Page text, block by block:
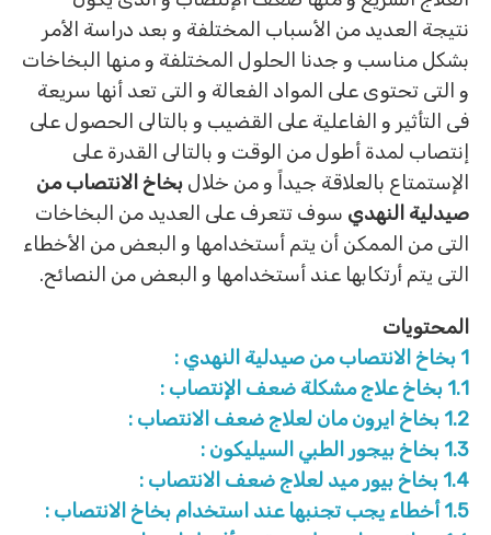
نتيجة العديد من الأسباب المختلفة و بعد دراسة الأمر
بشكل مناسب و جدنا الحلول المختلفة و منها البخاخات
و التى تحتوى على المواد الفعالة و التى تعد أنها سريعة
فى التأثير و الفاعلية على القضيب و بالتالى الحصول على
إنتصاب لمدة أطول من الوقت و بالتالى القدرة على
الإستمتاع بالعلاقة جيداً و من خلال بخاخ الانتصاب من
صيدلية النهدي سوف تتعرف على العديد من البخاخات
التى من الممكن أن يتم أستخدامها و البعض من الأخطاء
التى يتم أرتكابها عند أستخدامها و البعض من النصائح.
المحتويات
1 بخاخ الانتصاب من صيدلية النهدي :
1.1 بخاخ علاج مشكلة ضعف الإنتصاب :
1.2 بخاخ ايرون مان لعلاج ضعف الانتصاب :
1.3 بخاخ بيجور الطبي السيليكون :
1.4 بخاخ بيور ميد لعلاج ضعف الانتصاب :
1.5 أخطاء يجب تجنبها عند استخدام بخاخ الانتصاب :